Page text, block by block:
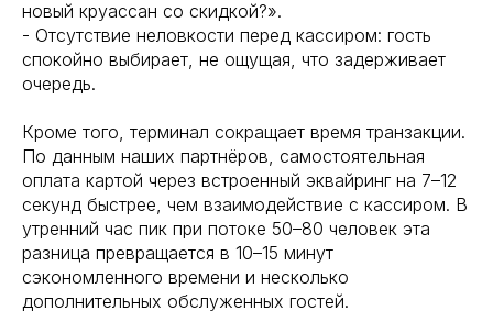
новый круассан со скидкой?».
- Отсутствие неловкости перед кассиром: гость
спокойно выбирает, не ощущая, что задерживает
очередь.
Кроме того, терминал сокращает время транзакции.
По данным наших партнёров, самостоятельная
оплата картой через встроенный эквайринг на 7–12
секунд быстрее, чем взаимодействие с кассиром. В
утренний час пик при потоке 50–80 человек эта
разница превращается в 10–15 минут
сэкономленного времени и несколько
дополнительных обслуженных гостей.